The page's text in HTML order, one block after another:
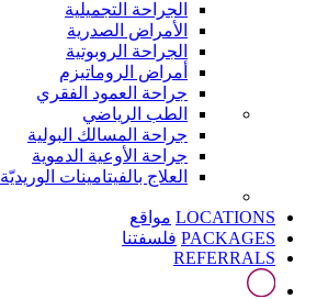
الجراحة التجميلية
الأمراض الصدرية
الجراحة الروبوتية
أمراض الروماتيزم
جراحة العمود الفقري
الطب الرياضي
جراحة المسالك البولية
جراحة الأوعية الدموية
العلاج بالفيتامينات الوريديّة
LOCATIONS مواقع
PACKAGES فلسفتنا
REFERRALS